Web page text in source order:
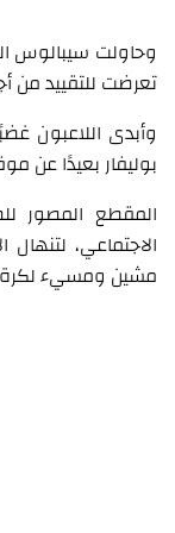
وحاولت سيبالوس
تعرضت للتقييد من
وأبدى اللاعبون
بوليفار بعيدًا عن
المقطع المصور
الاجتماعي،
مشين ومسيء لكرة